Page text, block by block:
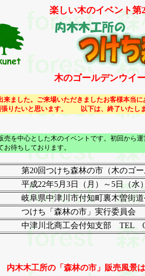
楽しい木のイベント第
木のゴールデンウイ
ました。ご来場いただきましたお客様本当
りたいと思います。 以下は、終了いたしま
を中心とした木のイベントです。初回から
待ちしております。
20回つけち森林の市（木のゴール
成22年5月3日（月）～5日（水）
県中津川市付知町裏木曽街道
けち「森林の市」実行委員会
津川北商工会付知支部 TEL
内木木工所の「森林の市」販売風景